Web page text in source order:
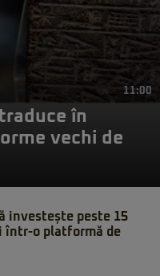
11:00
în
vechi de
investește peste 15
într-o platformă de